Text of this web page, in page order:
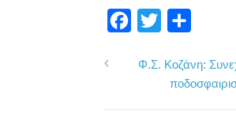
ι
ρ
Φ.Σ. Κοζάνη: